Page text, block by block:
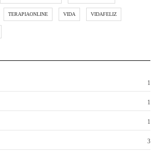
TERAPIAONLINE VIDA VIDAFELIZ
1
1
1
3